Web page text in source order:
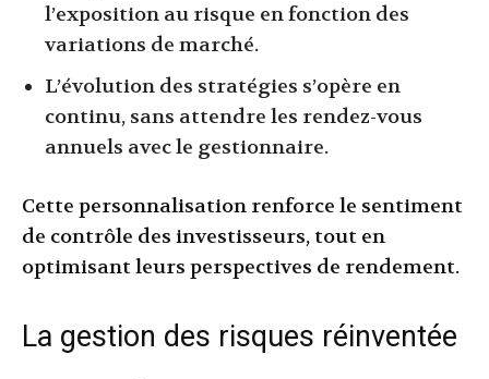
l’exposition au risque en fonction des
variations de marché.
L’évolution des stratégies s’opère en
continu, sans attendre les rendez-vous
annuels avec le gestionnaire.
Cette personnalisation renforce le sentiment
de contrôle des investisseurs, tout en
optimisant leurs perspectives de rendement.
La gestion des risques réinventée